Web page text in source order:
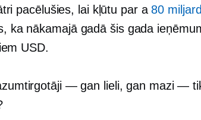
pacēlušies, lai kļūtu par a 80
ka nākamajā gadā šis gada
USD.
— gan lieli, gan mazi —